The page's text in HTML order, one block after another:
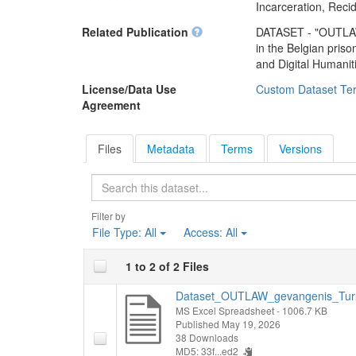
De resultaten
région à la fin du
aux pratiques
la politique
Ce jeu de
science citoyenne
Les résultats ont
Archives de l'État,
Incarceration,
Related Publication
DATASET -
in the Belgian
and Digital
License/Data Use
Agreement
Custom Dataset
Files Metadata Terms Versions
Filter by
File Type: All Access: All
1 to 2 of 2 Files
MS Excel Spreadsheet- 1006.7 KB
Published May 19, 2026
38 Downloads
MD5: 33f...ed2